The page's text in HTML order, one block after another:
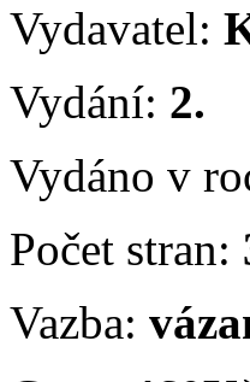
Vydavatel:
Vydání: 2.
Vydáno v
Počet stran:
Vazba: